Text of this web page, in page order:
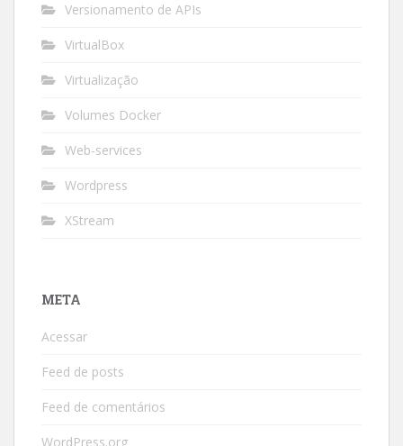
Versionamento de APIs
VirtualBox
Virtualização
Volumes Docker
Web-services
Wordpress
XStream
META
Acessar
Feed de posts
Feed de comentários
WordPress.org